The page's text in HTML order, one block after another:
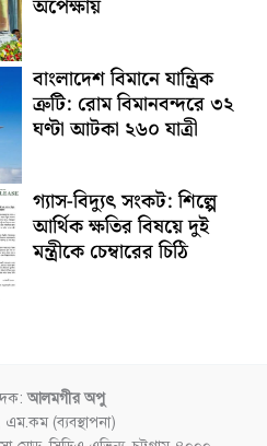
অপেক্ষায়
বাংলাদেশ বিমানে যান্ত্রিক
ত্রুটি: রোম বিমানবন্দরে ৩২
ঘণ্টা আটকা ২৬০ যাত্রী
গ্যাস-বিদ্যুৎ সংকট: শিল্পে
আর্থিক ক্ষতির বিষয়ে দুই
মন্ত্রীকে চেম্বারের চিঠি
আলমগীর অপু
এম.কম (ব্যবস্থাপনা)